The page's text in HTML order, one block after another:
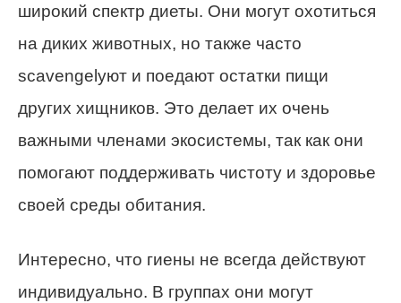
широкий спектр диеты. Они могут охотиться
на диких животных, но также часто
scavengelуют и поедают остатки пищи
других хищников. Это делает их очень
важными членами экосистемы, так как они
помогают поддерживать чистоту и здоровье
своей среды обитания.
Интересно, что гиены не всегда действуют
индивидуально. В группах они могут